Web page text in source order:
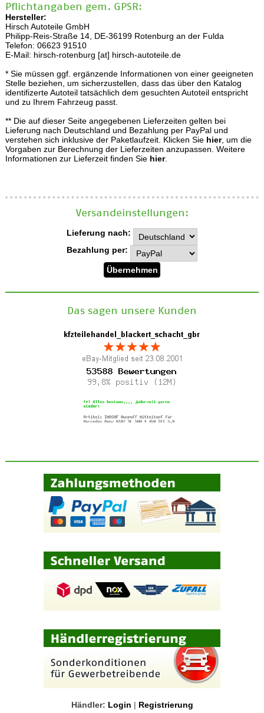
Pflichtangaben gem. GPSR:
Hersteller:
Hirsch Autoteile GmbH
Philipp-Reis-Straße 14, DE-36199 Rotenburg an der Fulda
Telefon: 06623 91510
E-Mail: hirsch-rotenburg [at] hirsch-autoteile.de
* Sie müssen ggf. ergänzende Informationen von einer geeigneten
Stelle beziehen, um sicherzustellen, dass das über den Katalog
identifizerte Autoteil tatsächlich dem gesuchten Autoteil entspricht
und zu Ihrem Fahrzeug passt.
** Die auf dieser Seite angegebenen Lieferzeiten gelten bei
Lieferung nach Deutschland und Bezahlung per PayPal und
verstehen sich inklusive der Paketlaufzeit. Klicken Sie hier, um die
Vorgaben zur Berechnung der Lieferzeiten anzupassen. Weitere
Informationen zur Lieferzeit finden Sie hier.
Versand­einstellungen:
Lieferung nach:
Bezahlung per:
Das sagen unsere Kunden
Händler: Login | Registrierung